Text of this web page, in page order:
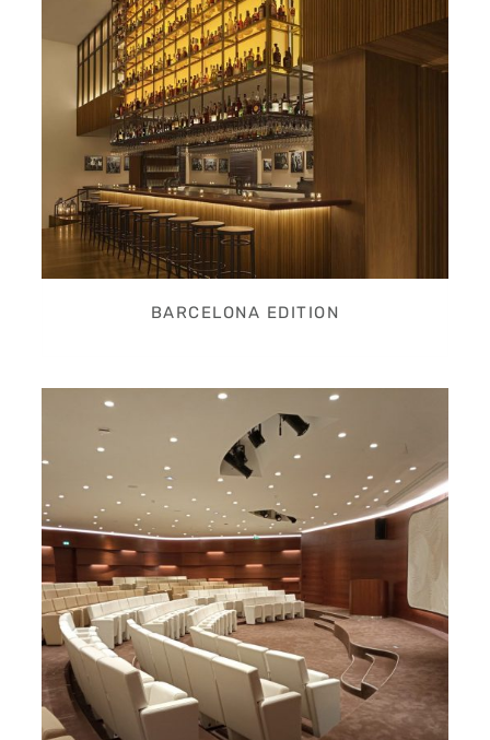
BARCELONA EDITION